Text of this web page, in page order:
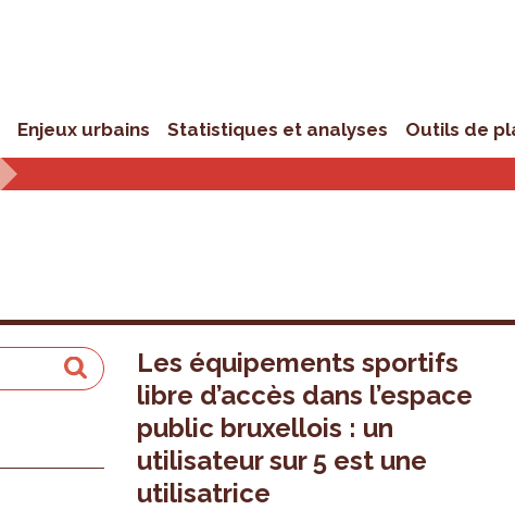
Enjeux urbains Statistiques et analyses Outils de
Les équipements sportifs
libre d’accès dans l’espace
public bruxellois : un
utilisateur sur 5 est une
utilisatrice